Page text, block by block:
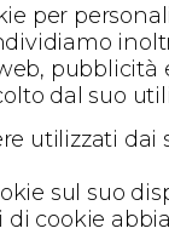
per
dal suo
utilizzati
sul suo
cookie